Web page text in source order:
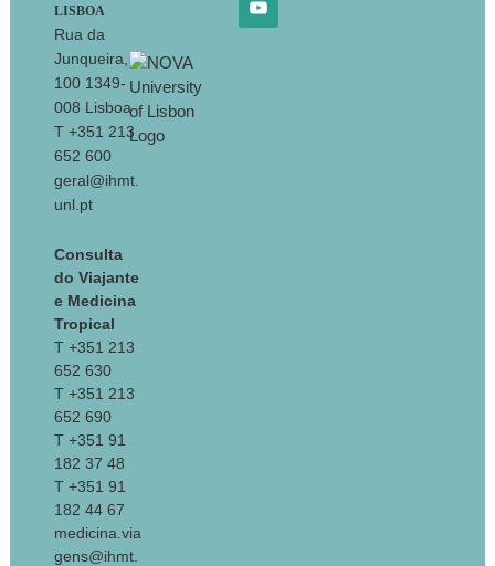
LISBOA
Rua da
Junqueira,
100 1349-
008 Lisboa
T +351 213
652 600
geral@ihmt.
unl.pt
Consulta
do Viajante
e Medicina
Tropical
T +351 213
652 630
T +351 213
652 690
T +351 91
182 37 48
T +351 91
182 44 67
medicina.via
gens@ihmt.